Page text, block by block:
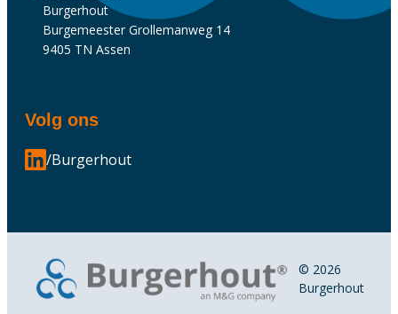
Burgerhout
Burgemeester Grollemanweg 14
9405 TN Assen
Volg ons
/Burgerhout
© 2026
Burgerhout